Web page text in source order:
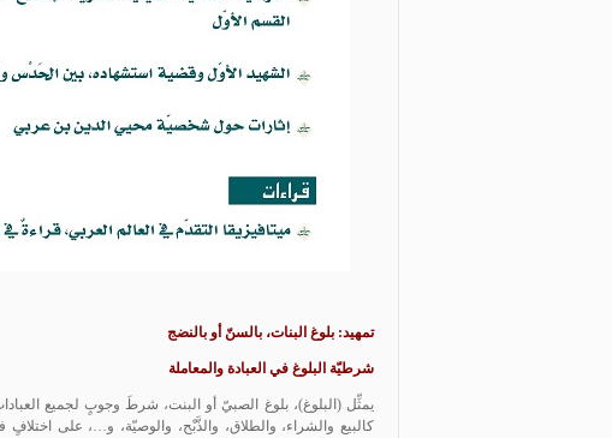
تمهيد: بلوغ البنات، بالسنّ أو بالنضج
شرطيّة البلوغ في العبادة والمعاملة
يمثِّل (البلوغ)، بلوغ الصبيّ أو البنت، شرطَ وجوبٍ لجميع